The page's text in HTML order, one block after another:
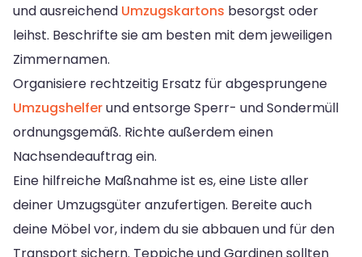
und ausreichend Umzugskartons besorgst oder
leihst. Beschrifte sie am besten mit dem jeweiligen
Zimmernamen.
Organisiere rechtzeitig Ersatz für abgesprungene
Umzugshelferund entsorge Sperr- und Sondermüll
ordnungsgemäß. Richte außerdem einen
Nachsendeauftrag ein.
Eine hilfreiche Maßnahme ist es, eine Liste aller
deiner Umzugsgüter anzufertigen. Bereite auch
deine Möbel vor, indem du sie abbauen und für den
Transport sichern. Teppiche und Gardinen sollten